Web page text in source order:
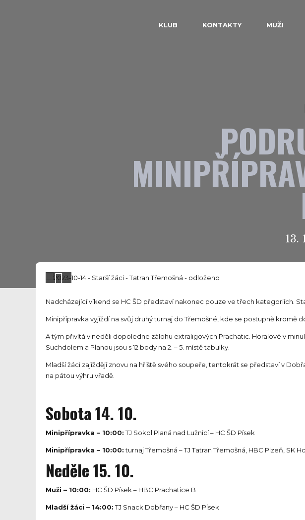
KLUB KONTAKTY MUŽI
13.
Nadcházející víkend se HC ŠD představí nakonec pouze ve třech kategoriích.
Minipřípravka vyjíždí na svůj druhý turnaj do Třemošné, kde se postupně kromě
A tým přivítá v neděli dopoledne zálohu extraligových Prachatic. Horalové v
Suchdolem a Planou jsou s 12 body na 2. – 5. místě tabulky.
Mladší žáci zajíždějí znovu na hřiště svého soupeře, tentokrát se představí v
na pátou výhru vřadě.
Sobota 14. 10.
Minipřípravka – 10:00:TJ Sokol Planá nad Lužnicí – HC ŠD Písek
Minipřípravka – 10:00:turnaj Třemošná – TJ Tatran Třemošná, HBC Plzeň, SK
Neděle 15. 10.
Muži – 10:00: HC ŠD Písek – HBC Prachatice B
Mladší žáci – 14:00:TJ Snack Dobřany – HC ŠD Písek